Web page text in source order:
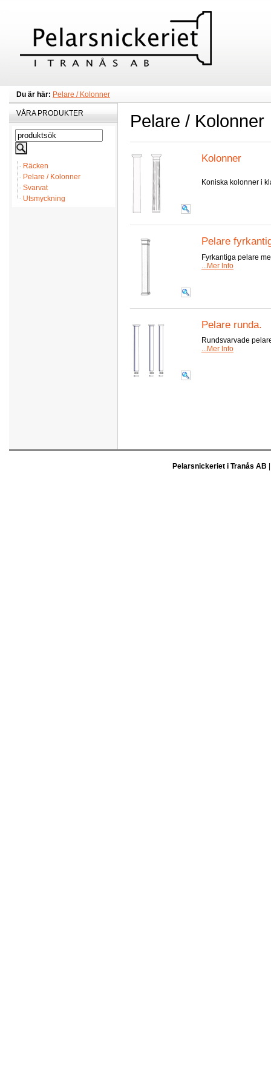
Du är här: Pelare / Kolonner
VÅRA PRODUKTER
Räcken
Pelare / Kolonner
Svarvat
Utsmyckning
Pelare / Kolonner
Kolonner
Koniska kolonner i
Pelare
Fyrkantiga pelare
...Mer Info
Pelare runda.
Rundsvarvade
...Mer Info
Pelarsnickeriet i Tranås AB